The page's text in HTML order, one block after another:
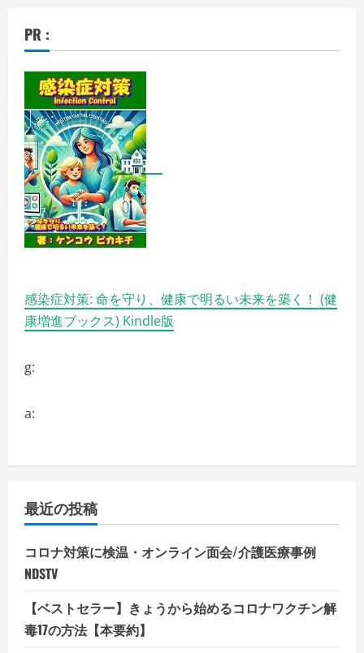
初
者
の
安
心
パ
ソ
コ
ン
生
活
の
詳
細
を
ご
覧
く
PR :
感染症対策: 命を守り、健康で明るい未来を築く！ (健
康増進ブックス) Kindle版
g:
a:
最近の投稿
コロナ対策に検温・オンライン面会/介護医療事例
NDSTV
【ベストセラー】きょうから始めるコロナワクチン解
毒17の方法【本要約】